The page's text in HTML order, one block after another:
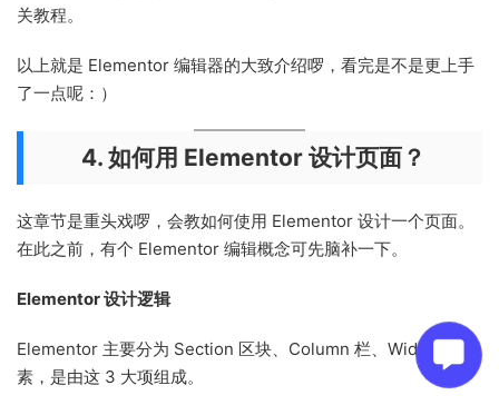
关教程。
以上就是 Elementor 编辑器的大致介绍啰，看完是不是更上手
了一点呢：）
4. 如何用 Elementor 设计页面？
这章节是重头戏啰，会教如何使用 Elementor 设计一个页面。
在此之前，有个 Elementor 编辑概念可先脑补一下。
Elementor 设计逻辑
Elementor 主要分为 Section 区块、Column 栏、Widget 元
素，是由这 3 大项组成。